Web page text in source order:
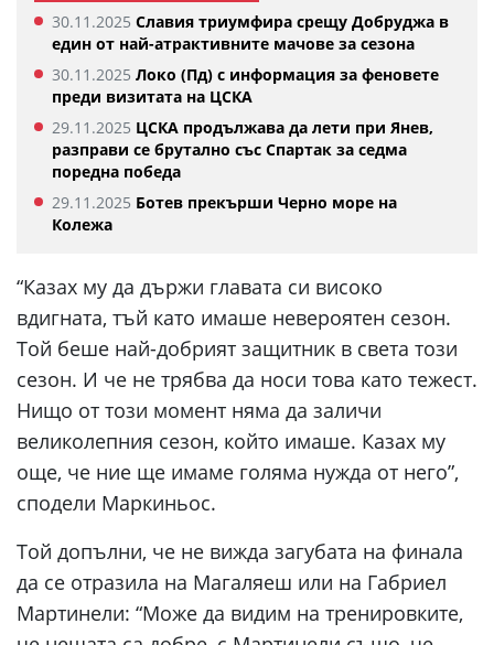
30.11.2025 Славия триумфира срещу Добруджа в
един от най-атрактивните мачове за сезона
30.11.2025 Локо (Пд) с информация за феновете
преди визитата на ЦСКА
29.11.2025 ЦСКА продължава да лети при Янев,
разправи се брутално със Спартак за седма
поредна победа
29.11.2025 Ботев прекърши Черно море на
Колежа
“Казах му да държи главата си високо
вдигната, тъй като имаше невероятен сезон.
Той беше най-добрият защитник в света този
сезон. И че не трябва да носи това като тежест.
Нищо от този момент няма да заличи
великолепния сезон, който имаше. Казах му
още, че ние ще имаме голяма нужда от него”,
сподели Маркиньос.
Той допълни, че не вижда загубата на финала
да се отразила на Магаляеш или на Габриел
Мартинели: “Може да видим на тренировките,